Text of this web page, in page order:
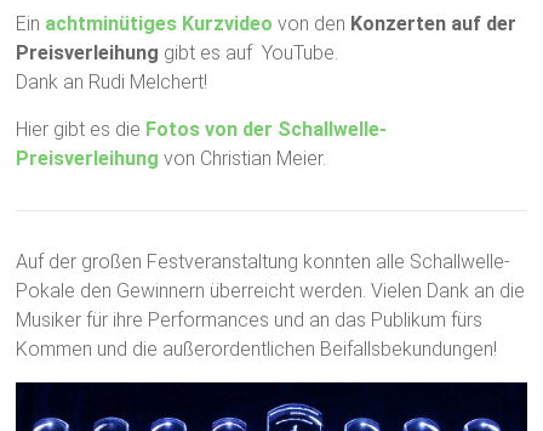
Ein achtminütiges Kurzvideo von den Konzerten auf der
Preisverleihung gibt es auf YouTube.
Dank an Rudi Melchert!
Hier gibt es die Fotos von der Schallwelle-
Preisverleihung von Christian Meier.
Auf der großen Festveranstaltung konnten alle Schallwelle-
Pokale den Gewinnern überreicht werden. Vielen Dank an die
Musiker für ihre Performances und an das Publikum fürs
Kommen und die außerordentlichen Beifallsbekundungen!